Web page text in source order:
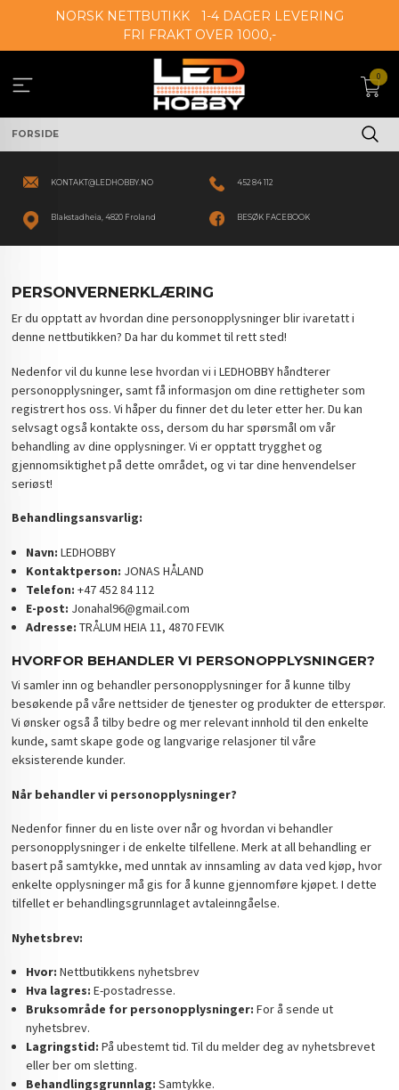
NORSK NETTBUTIKK
1-4 DAGER LEVERING
FRI FRAKT OVER 1000,-
0
FORSIDE
KONTAKT@LEDHOBBY.NO 452 84 112
Blakstadheia, 4820 Froland BESØK FACEBOOK
PERSONVERNERKLÆRING
Er du opptatt av hvordan dine personopplysninger blir ivaretatt i
denne nettbutikken? Da har du kommet til rett sted!
Nedenfor vil du kunne lese hvordan vi i LEDHOBBY håndterer
personopplysninger, samt få informasjon om dine rettigheter som
registrert hos oss. Vi håper du finner det du leter etter her. Du kan
selvsagt også kontakte oss, dersom du har spørsmål om vår
behandling av dine opplysninger. Vi er opptatt trygghet og
gjennomsiktighet på dette området, og vi tar dine henvendelser
seriøst!
Behandlingsansvarlig:
Navn: LEDHOBBY
Kontaktperson: JONAS HÅLAND
Telefon: +47 452 84 112
E-post: Jonahal96@gmail.com
Adresse: TRÅLUM HEIA 11, 4870 FEVIK
HVORFOR BEHANDLER VI PERSONOPPLYSNINGER?
Vi samler inn og behandler personopplysninger for å kunne tilby
besøkende på våre nettsider de tjenester og produkter de etterspør.
Vi ønsker også å tilby bedre og mer relevant innhold til den enkelte
kunde, samt skape gode og langvarige relasjoner til våre
eksisterende kunder.
Når behandler vi personopplysninger?
Nedenfor finner du en liste over når og hvordan vi behandler
personopplysninger i de enkelte tilfellene. Merk at all behandling er
basert på samtykke, med unntak av innsamling av data ved kjøp, hvor
enkelte opplysninger må gis for å kunne gjennomføre kjøpet. I dette
tilfellet er behandlingsgrunnlaget avtaleinngåelse.
Nyhetsbrev:
Hvor: Nettbutikkens nyhetsbrev
Hva lagres: E-postadresse.
Bruksområde for personopplysninger: For å sende ut
nyhetsbrev.
Lagringstid: På ubestemt tid. Til du melder deg av nyhetsbrevet
eller ber om sletting.
Behandlingsgrunnlag: Samtykke.